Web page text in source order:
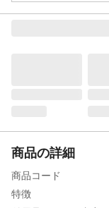
商品の詳細
商品コード
特徴